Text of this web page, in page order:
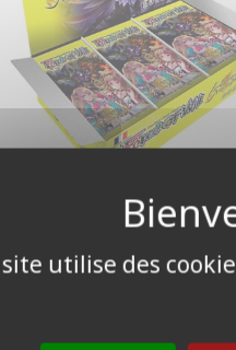
119,00 €
Disponible
site utilise des